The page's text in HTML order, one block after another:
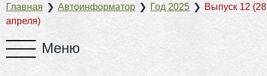
Главная ❯ Автоинформатор ❯ Год 2025 ❯ Выпуск 12
апреля)